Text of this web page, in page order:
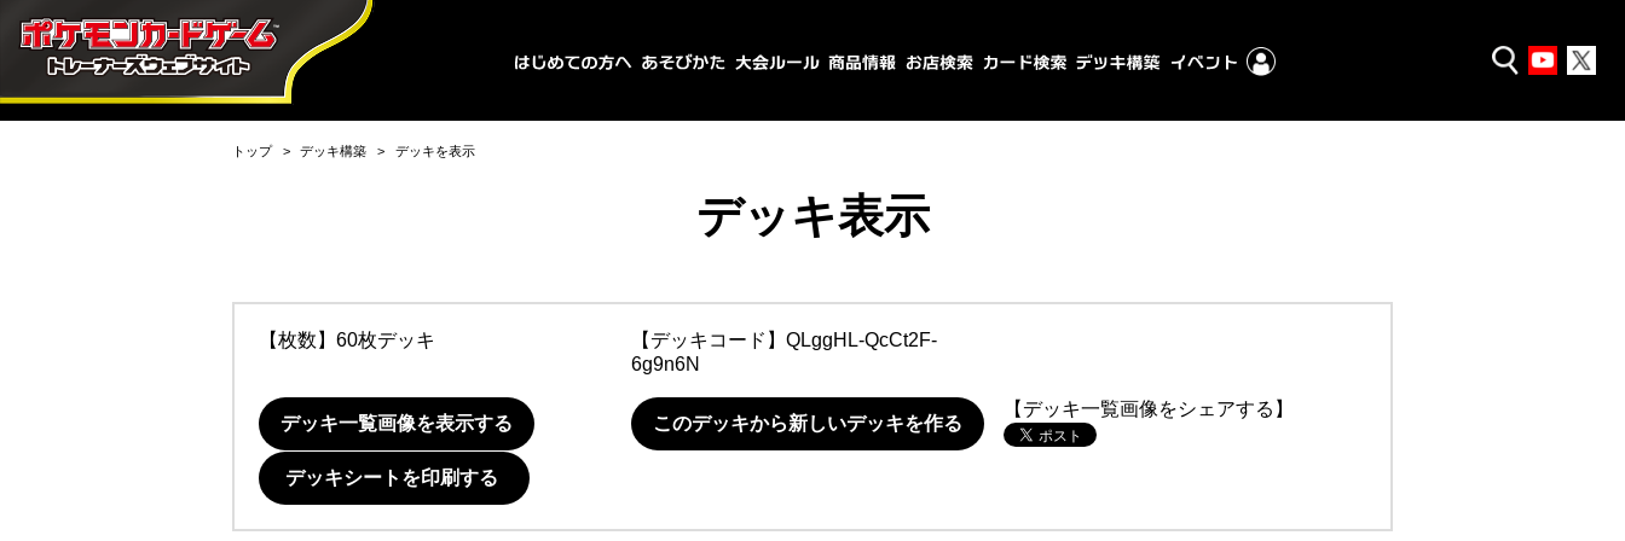
トップ デッキ構築 デッキを表示
デッキ表示
【枚数】60枚デッキ 【デッキコード】 QLggHL-QcCt2F-
6g9n6N
デッキ一覧画像を表示する このデッキから新しいデッキを作る
【デッキ一覧画像をシェアする】
デッキシートを印刷する